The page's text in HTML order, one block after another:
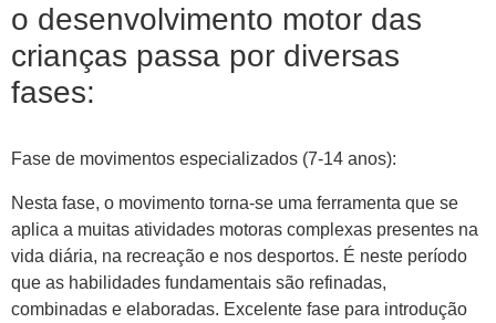
o desenvolvimento motor das
crianças passa por diversas
fases:
Fase de movimentos especializados (7-14 anos):
Nesta fase, o movimento torna-se uma ferramenta que se
aplica a muitas atividades motoras complexas presentes na
vida diária, na recreação e nos desportos. É neste período
que as habilidades fundamentais são refinadas,
combinadas e elaboradas. Excelente fase para introdução